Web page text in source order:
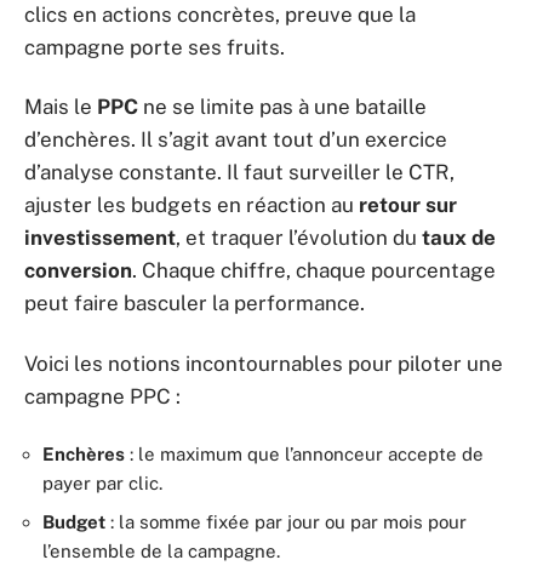
clics en actions concrètes, preuve que la
campagne porte ses fruits.
Mais le PPC ne se limite pas à une bataille
d’enchères. Il s’agit avant tout d’un exercice
d’analyse constante. Il faut surveiller le CTR,
ajuster les budgets en réaction au retour sur
investissement, et traquer l’évolution du taux de
conversion. Chaque chiffre, chaque pourcentage
peut faire basculer la performance.
Voici les notions incontournables pour piloter une
campagne PPC :
Enchères : le maximum que l’annonceur accepte de
payer par clic.
Budget : la somme fixée par jour ou par mois pour
l’ensemble de la campagne.